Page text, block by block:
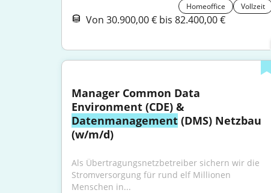
Homeoffice Vollzeit
Von 30.900,00 € bis 82.400,00 €
Manager Common Data
Datenmanagement (DMS) Netzbau
(w/m/d)
Als Übertragungsnetzbetreiber sichern wir die
Stromversorgung für rund elf Millionen
Menschen in...